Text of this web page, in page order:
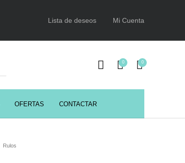
Lista de deseos Mi Cuenta
0 0
OFERTAS CONTACTAR
Rulos